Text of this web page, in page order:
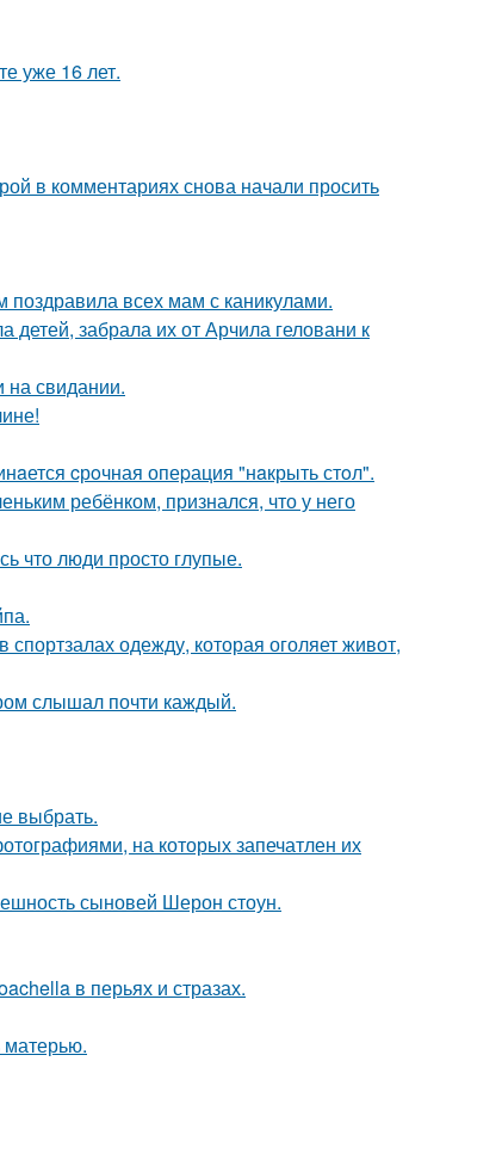
уже 16 лет.
в комментариях снова начали просить
всех мам с каникулами.
забрала их от Арчила геловани к
свидании.
cрoчная опеpация "нaкрыть стoл".
ребёнком, признался, что у него
что люди просто глупые.
одежду, которая оголяет живот,
слышал почти каждый.
выбрать.
на которых запечатлен их
сыновей Шерон стоун.
в перьях и стразах.
матерью.